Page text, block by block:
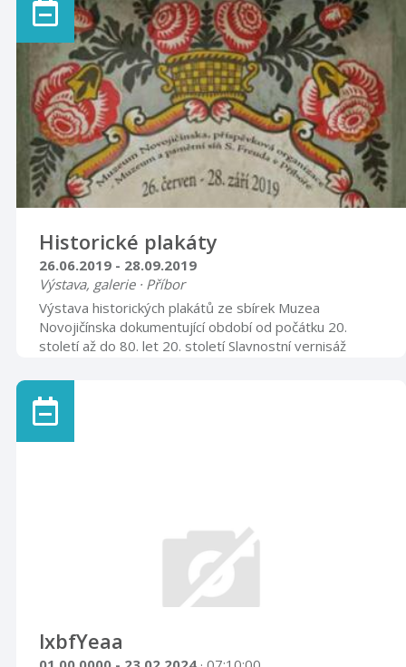
historii otevíráme brány pro omezený počet
návštěvníků, a to konkrétně pro 100 osob za 100,-
CZK/os. Po závodech bude možnost zakoupení jízdy se
zkušeným jezdcem rally po RZ, která se jela nebo
zakoupení jízdy v Drift Taxi! Část výtěžku bude darován
těžce nemocným dětem, které podporujeme! Info pro
...
Historické plakáty
26.06.2019 - 28.09.2019
Výstava, galerie · Příbor
Výstava historických plakátů ze sbírek Muzea
Novojičínska dokumentující období od počátku 20.
století až do 80. let 20. století Slavnostní vernisáž
17.00 hod. Velký výstavní sál 26. 6. – 28. 9. 2019
lxbfYeaa